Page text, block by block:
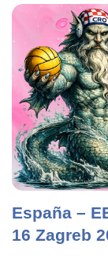
España –
16 Zagreb